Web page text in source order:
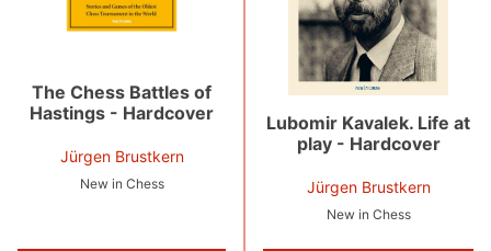
The Chess Battles of
Hastings - Hardcover
Jürgen Brustkern
New in Chess
Lubomir Kavalek. Life at
play - Hardcover
Jürgen Brustkern
New in Chess